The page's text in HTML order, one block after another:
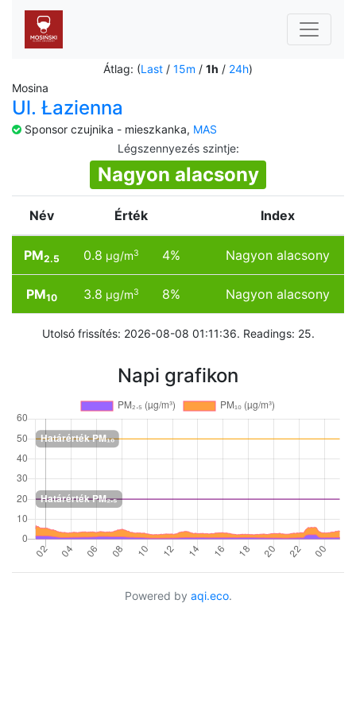
Átlag: (Last / 15m / 1h / 24h)
Mosina
Ul. Łazienna
Sponsor czujnika - mieszkanka, MAS
Légszennyezés szintje:
Nagyon alacsony
Név Érték Index
PM2.5 0.8 µg/m3 4% Nagyon alacsony
PM10 3.8 µg/m3 8% Nagyon alacsony
Utolsó frissítés: 2026-08-08 01:11:36. Readings: 25.
Napi grafikon
Powered by aqi.eco.